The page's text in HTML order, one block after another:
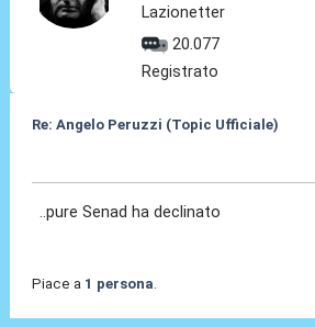
Lazionetter
20.077
Registrato
Re: Angelo Peruzzi (Topic Ufficiale)
..pure Senad ha declinato
Piace a 1 persona